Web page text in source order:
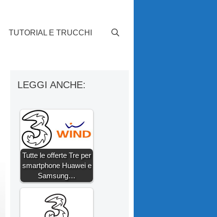
TUTORIAL E TRUCCHI
LEGGI ANCHE:
Tutte le offerte Tre per
smartphone Huawei e
Samsung…